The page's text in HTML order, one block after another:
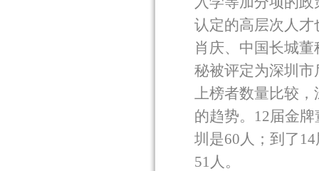
认定的高层次人
肖庆、中国长城
秘被评定为深圳
上榜者数量比较
的趋势。 12届金
圳是60 人；到了 14
51 人。